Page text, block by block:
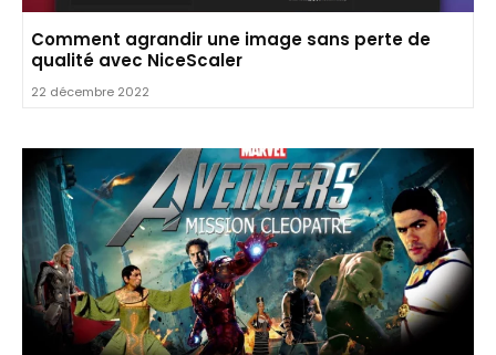
Comment agrandir une image sans perte de
qualité avec NiceScaler
22 décembre 2022